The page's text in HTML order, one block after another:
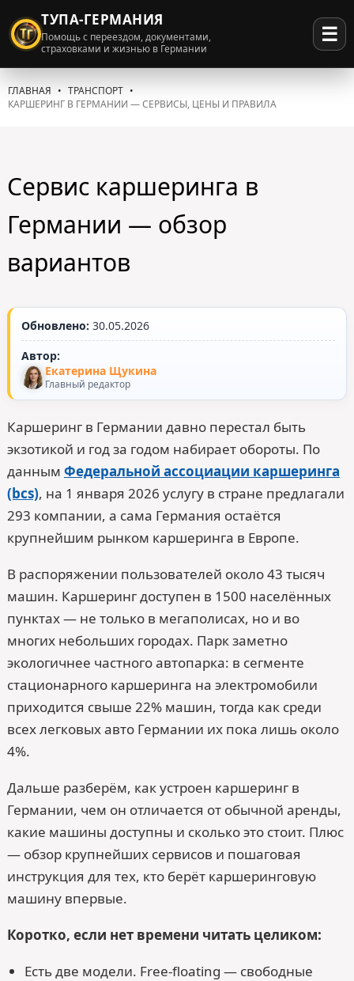
ТУПА-ГЕРМАНИЯ
Помощь с переездом, документами,
страховками и жизнью в Германии
☰
ГЛАВНАЯ
ТРАНСПОРТ
КАРШЕРИНГ В ГЕРМАНИИ — СЕРВИСЫ, ЦЕНЫ И ПРАВИЛА
Сервис каршеринга в
Германии — обзор
вариантов
Обновлено: 30.05.2026
Автор:
Екатерина Щукина
Главный редактор
Каршеринг в Германии давно перестал быть
экзотикой и год за годом набирает обороты. По
данным Федеральной ассоциации каршеринга
(bcs), на 1 января 2026 услугу в стране предлагали
293 компании, а сама Германия остаётся
крупнейшим рынком каршеринга в Европе.
В распоряжении пользователей около 43 тысяч
машин. Каршеринг доступен в 1500 населённых
пунктах — не только в мегаполисах, но и во
многих небольших городах. Парк заметно
экологичнее частного автопарка: в сегменте
стационарного каршеринга на электромобили
приходится свыше 22% машин, тогда как среди
всех легковых авто Германии их пока лишь около
4%.
Дальше разберём, как устроен каршеринг в
Германии, чем он отличается от обычной аренды,
какие машины доступны и сколько это стоит. Плюс
— обзор крупнейших сервисов и пошаговая
инструкция для тех, кто берёт каршеринговую
машину впервые.
Коротко, если нет времени читать целиком:
Есть две модели. Free-floating — свободные